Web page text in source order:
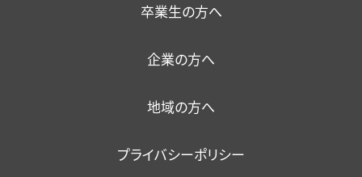
ファカルティ・ディベロップメント
各種保険・学内美化
卒業生の方へ
企業の方へ
地域の方へ
プライバシーポリシー